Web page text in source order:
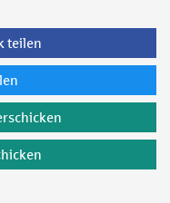
teilen